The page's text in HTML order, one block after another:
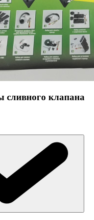
сливного клапана